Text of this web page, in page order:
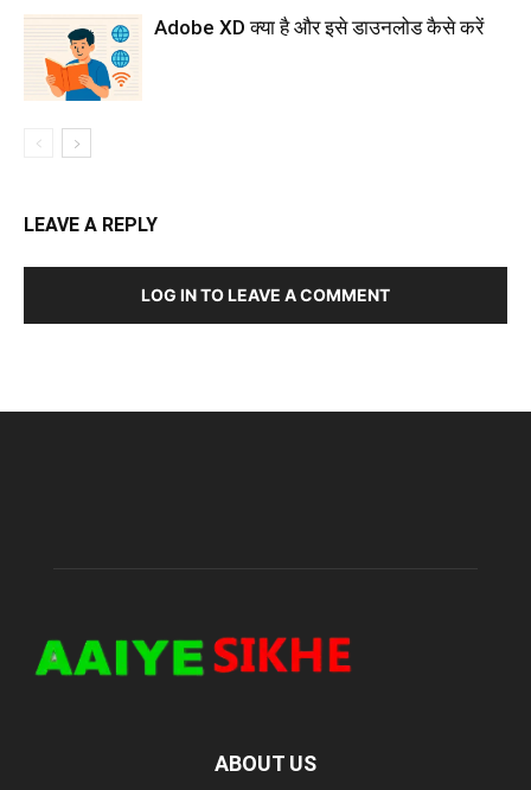
Adobe XD क्या है और इसे डाउनलोड कैसे करें
LEAVE A REPLY
LOG IN TO LEAVE A COMMENT
ABOUT US